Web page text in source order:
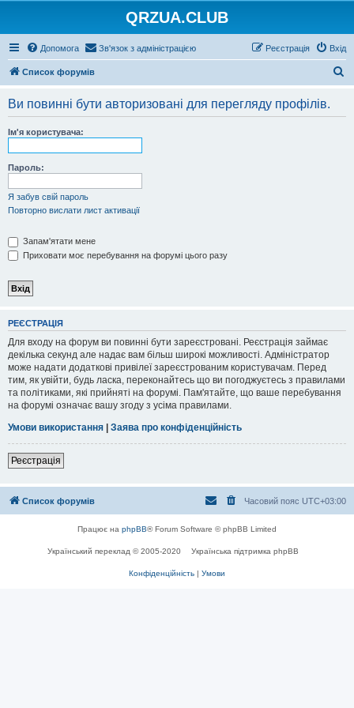
QRZUA.CLUB
Допомога Зв'язок з адміністрацією Вхід
Реєстрація
Список форумів
Ви повинні бути авторизовані для перегляду профілів.
Ім'я користувача:
Пароль:
Я забув свій пароль
Повторно вислати лист активації
Запам'ятати мене
Приховати моє перебування на форумі цього разу
РЕЄСТРАЦІЯ
Для входу на форум ви повинні бути зареєстровані. Реєстрація займає
декілька секунд але надає вам більш широкі можливості. Адміністратор
може надати додаткові привілеї зареєстрованим користувачам. Перед
тим, як увійти, будь ласка, переконайтесь що ви погоджуєтесь з правилами
та політиками, які прийняті на форумі. Пам'ятайте, що ваше перебування
на форумі означає вашу згоду з усіма правилами.
Умови використання | Заява про конфіденційність
Реєстрація
Список форумів Часовий пояс UTC+03:00
Працює на phpBB® Forum Software © phpBB Limited
Український переклад © 2005-2020 Українська підтримка phpBB
Конфіденційність | Умови